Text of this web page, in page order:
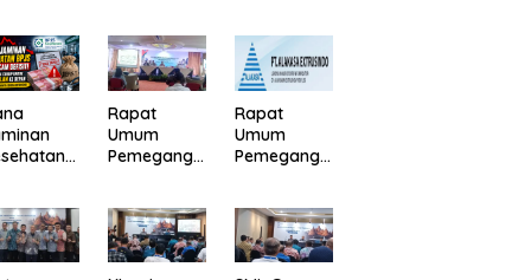
Rapat
Umum
Pemegang
Gapuraprim
a Tbk
Tahun Buku
Rapat
Umum
Pemegang
Alakasa
Industrindo
Tbk 2026